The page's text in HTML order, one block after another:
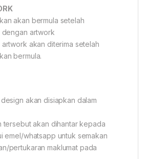
akan bermula setelah
artwork
akan diterima setelah
bermula.
akan disiapkan dalam
tersebut akan dihantar kepada
emel/whatsapp untuk semakan
pertukaran maklumat pada